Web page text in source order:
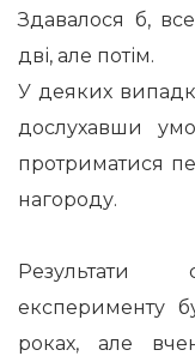
Здавалося б,
дві, але потім.
У деяких
дослухавши
протриматися
нагороду.
Результати
експерименту
роках, але